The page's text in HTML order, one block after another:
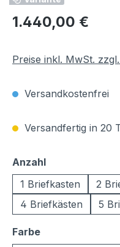
Regulärer Preis:
1.440,00 €
Preise inkl. MwSt.
Versandkostenfrei
Versandfertig in 20
Anzahlauswählen
1 Briefkasten
2
4 Briefkästen
5
Farbeauswählen